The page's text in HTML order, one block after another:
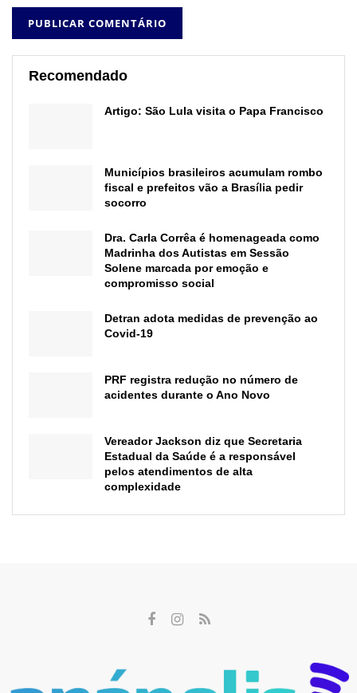
Recomendado
Artigo: São Lula visita o Papa Francisco
Municípios brasileiros acumulam rombo
fiscal e prefeitos vão a Brasília pedir
socorro
Dra. Carla Corrêa é homenageada como
Madrinha dos Autistas em Sessão
Solene marcada por emoção e
compromisso social
Detran adota medidas de prevenção ao
Covid-19
PRF registra redução no número de
acidentes durante o Ano Novo
Vereador Jackson diz que Secretaria
Estadual da Saúde é a responsável
pelos atendimentos de alta
complexidade